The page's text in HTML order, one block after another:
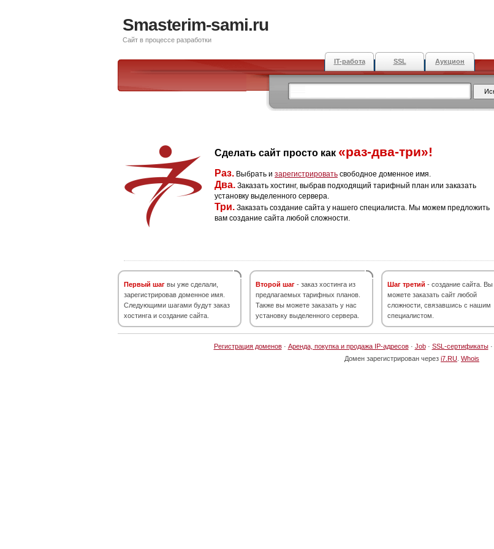
Smasterim-sami.ru
Сайт в процессе разработки
IT-работа SSL Аукцион
Сделать сайт просто как «раз-два-три»!
Раз. Выбрать и зарегистрировать свободное доменное имя.
Два. Заказать хостинг, выбрав подходящий тарифный план или заказать
установку выделенного сервера.
Три. Заказать создание сайта у нашего специалиста. Мы можем предложить
вам создание сайта любой сложности.
Первый шаг вы уже сделали,
зарегистрировав доменное имя.
Следующими шагами будут заказ
хостинга и создание сайта.
Второй шаг - заказ хостинга из
предлагаемых тарифных планов.
Также вы можете заказать у нас
установку выделенного сервера.
Шаг третий - создание сайта. Вы
можете заказать сайт любой
сложности, связавшись с нашим
специалистом.
Регистрация доменов· Аренда, покупка и продажа IP-адресов· Job· SSL-сертификаты·
Домен зарегистрирован через i7.RU Whois